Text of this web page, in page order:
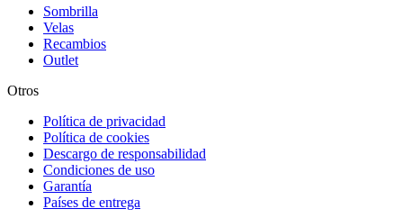
Sombrilla
Velas
Recambios
Outlet
Otros
Política de privacidad
Política de cookies
Descargo de responsabilidad
Condiciones de uso
Garantía
Países de entrega